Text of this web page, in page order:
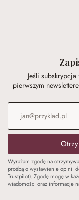
Jeśli
pierwszym
Adres e-mail*
Wyrażam zgodę na
prośbą o wystawienie opinii
Trustpilot). Zgodę mogę w
wiadomości oraz informacje